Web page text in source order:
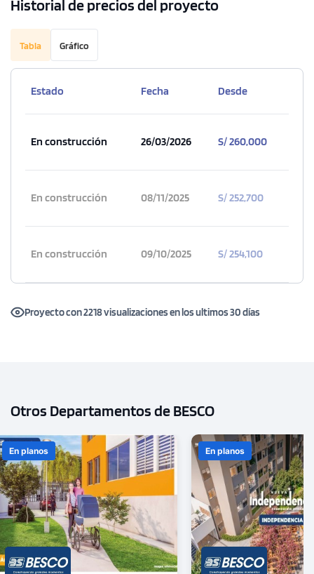
Historial de precios del proyecto
Tabla Gráfico
Estado Fecha Desde
En construcción 26/03/2026 S/ 260,000
En construcción 08/11/2025 S/ 252,700
En construcción 09/10/2025 S/ 254,100
Proyecto con 2218 visualizaciones en los ultimos 30 días
Otros Departamentos de BESCO
En planos En planos